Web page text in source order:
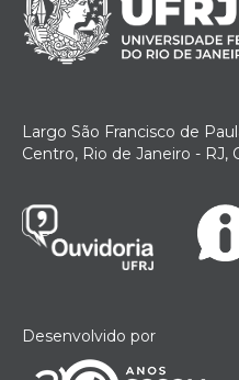
Largo São Francisco de
Centro, Rio de Janeiro - RJ,
Desenvolvido por